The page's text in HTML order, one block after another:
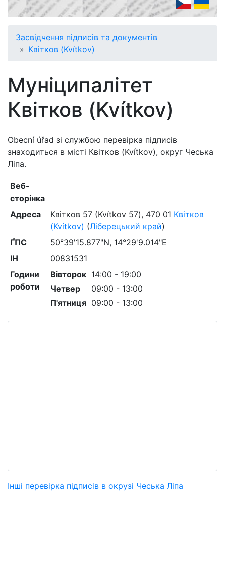
Засвідчення підписів та документів
Квітков (Kvítkov)
Муніципалітет
Квітков (Kvítkov)
Obecní úřad зі службою перевірка підписів
знаходиться в місті Квітков (Kvítkov), округ Чеська
Ліпа.
Веб-
сторінка
Адреса
Квітков 57 (Kvítkov 57), 470 01 Квітков
(Kvítkov) (Ліберецький край)
ҐПС
50°39'15.877"N, 14°29'9.014"E
ІН
00831531
Години
роботи
Вівторок 14:00 - 19:00
Четвер
09:00 - 13:00
П'ятниця 09:00 - 13:00
Інші перевірка підписів в окрузі Чеська Ліпа